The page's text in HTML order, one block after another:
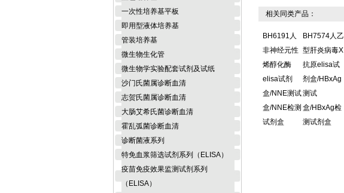
一次性培养基平板
即用型液体培养基
管装培养基
微生物生化管
微生物学实验配套试剂及试纸
沙门氏菌属诊断血清
志贺氏菌属诊断血清
大肠艾希氏菌诊断血清
霍乱弧菌诊断血清
诊断菌液系列
特免血浆筛选试剂系列（ELISA）
疫苗免疫效果监测试剂系列
（ELISA）
相关同类产品：
BH6191人
非神经元性
烯醇化酶
elisa试剂
盒/NNE测试
盒/NNE检测
试剂盒
BH7574人乙
型肝炎病毒X
抗原elisa试
剂盒/HBxAg
测试
盒/HBxAg检
测试剂盒